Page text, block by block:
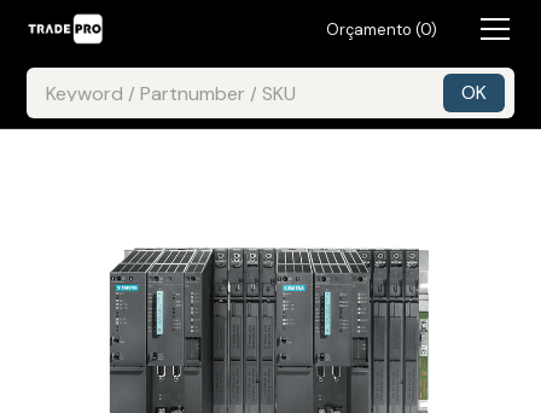
Orçamento (0)